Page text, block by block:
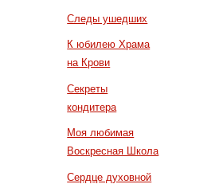
Следы ушедших
К юбилею Храма
на Крови
Секреты
кондитера
Моя любимая
Воскресная Школа
Сердце духовной